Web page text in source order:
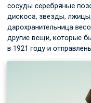
сосуды серебряные
дискоса, звезды,
дарохранительница
другие вещи, которые
в 1921 году и